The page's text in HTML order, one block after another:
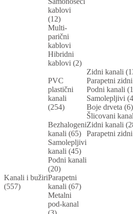
kablovi
(12)
Multi-
parični
kablovi
Hibridni
kablovi (2)
Kanali i bužiri
(557)
PVC
plastični
kanali
(254)
Zidni kanali
Parapetni
Podni kanali
Samolepljivi
Boje drveta (6)
Šlicovani
Bezhalogeni
kanali (65)
Zidni kanali
Parapetni
Samolepljivi
kanali (45)
Podni kanali
(20)
Parapetni
kanali (67)
Metalni
pod-kanal